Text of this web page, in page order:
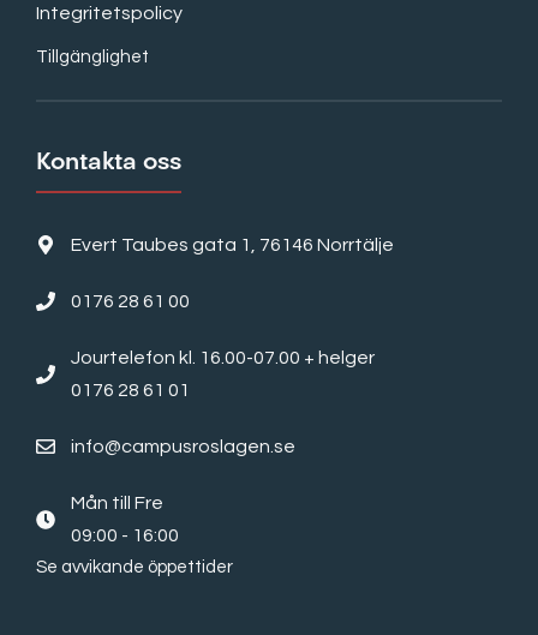
Integritetspolicy
Tillgänglighet
Kontakta oss
Evert Taubes gata 1, 76146 Norrtälje
0176 28 61 00
Jourtelefon kl. 16.00-07.00 + helger
0176 28 61 01
info@campusroslagen.se
Mån till Fre
09:00 - 16:00
Se avvikande öppettider